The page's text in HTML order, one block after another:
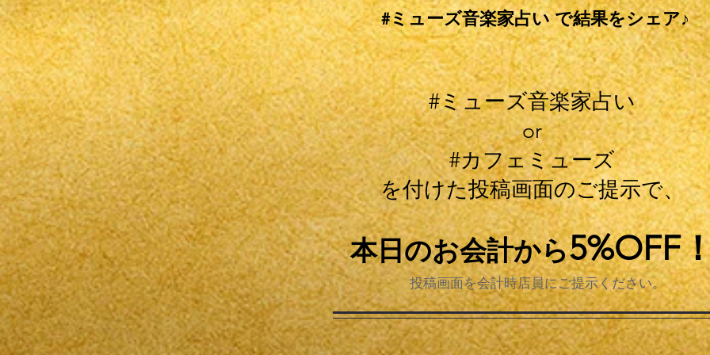
#ミューズ音楽家占い で結果をシェア♪
#ミューズ音楽家占い
or
#カフェミューズ
を付けた投稿画面のご提示で、
本日のお会計から5%OFF
投稿画面を会計時店員にご提示ください。